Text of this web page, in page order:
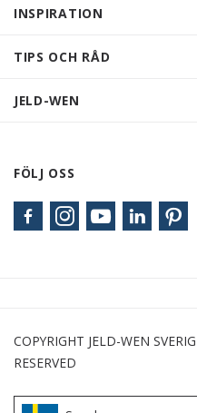
INSPIRATION
TIPS OCH RÅD
JELD-WEN
FÖLJ OSS
COPYRIGHT JELD-WEN
RESERVED